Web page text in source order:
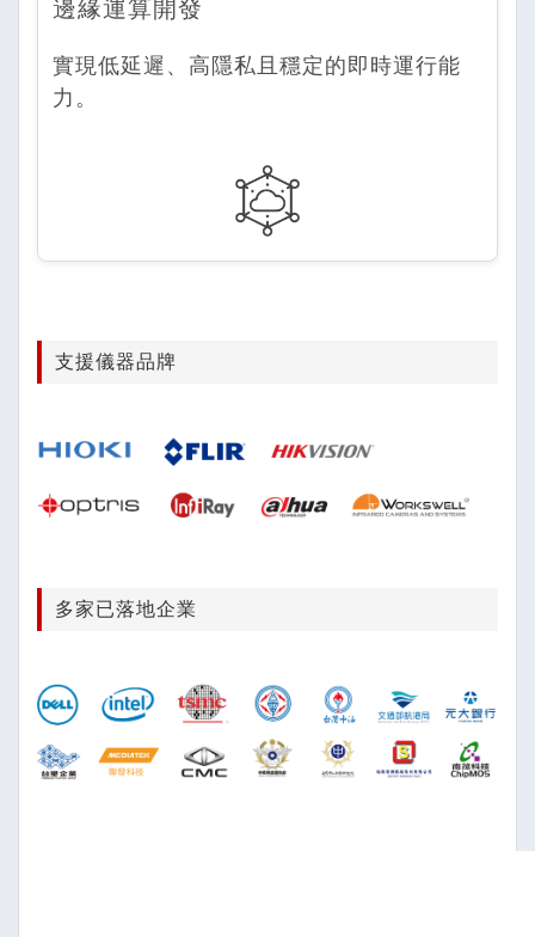
邊緣運算開發
實現低延遲、高隱私且穩定的即時運行能
力。
支援儀器品牌
多家已落地企業